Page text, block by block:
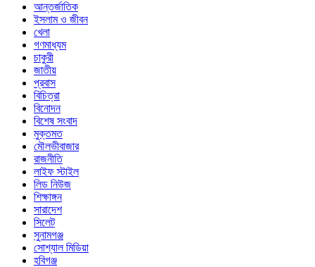
আন্তর্জাতিক
ইসলাম ও জীবন
খেলা
গণমাধ্যম
চাকুরী
জাতীয়
প্রবাস
বিচিত্রা
বিনোদন
বিশেষ সংবাদ
মুক্তমত
মৌলভীবাজার
রাজনীতি
লাইফ স্টাইল
লিড নিউজ
শিক্ষাঙ্গন
সারাদেশ
সিলেট
সুনামগঞ্জ
সোশ্যাল মিডিয়া
হবিগঞ্জ